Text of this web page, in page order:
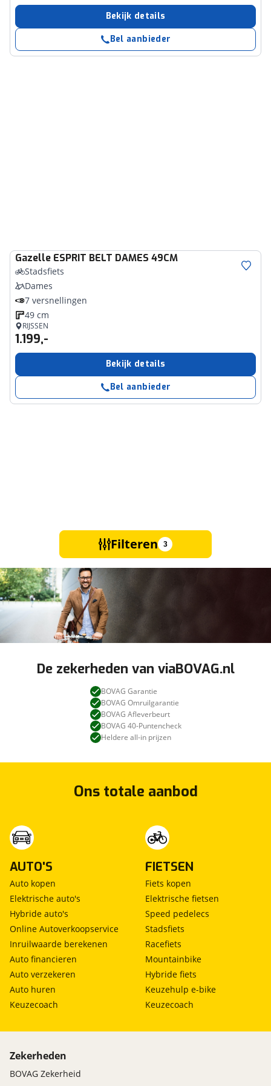
Bekijk details
Bel aanbieder
Gazelle ESPRIT BELT DAMES 49CM
Stadsfiets
Dames
7 versnellingen
49 cm
RIJSSEN
1.199,-
Bekijk details
Bel aanbieder
Filteren 3
De zekerheden van viaBOVAG.nl
BOVAG Garantie
BOVAG Omruilgarantie
BOVAG Afleverbeurt
BOVAG 40-Puntencheck
Heldere all-in prijzen
Ons totale aanbod
AUTO'S
Auto kopen
Elektrische auto's
Hybride auto's
Online Autoverkoopservice
Inruilwaarde berekenen
Auto financieren
Auto verzekeren
Auto huren
Keuzecoach
FIETSEN
Fiets kopen
Elektrische fietsen
Speed pedelecs
Stadsfiets
Racefiets
Mountainbike
Hybride fiets
Keuzehulp e-bike
Keuzecoach
Zekerheden
BOVAG Zekerheid